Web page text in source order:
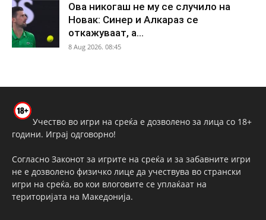
Ова никогаш не му се случило на
Новак: Синер и Алкараз се
откажуваат, а...
8 Aug 2026. 08:45
Учество во игри на среќа е дозволено за лица со 18+
години. Играј одговорно!
Согласно Законот за игрите на среќа и за забавните игри
не е дозволено физичко лице да учествува во странски
игри на среќа, во кои влоговите се уплаќаат на
територијата на Македонија.